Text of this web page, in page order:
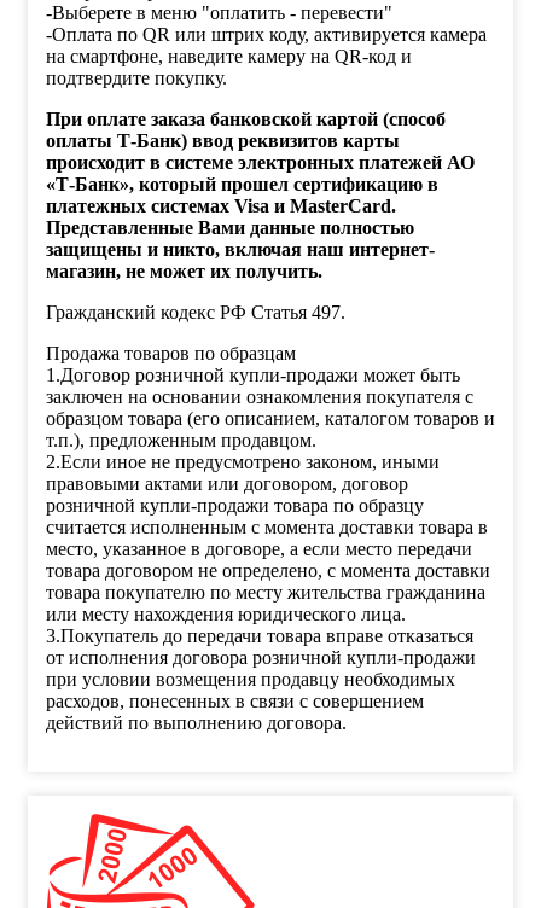
-Выберете в меню "оплатить - перевести"
-Оплата по QR или штрих коду, активируется камера
на смартфоне, наведите камеру на QR-код и
подтвердите покупку.
При оплате заказа банковской картой (способ
оплаты Т-Банк) ввод реквизитов карты
происходит в системе электронных платежей АО
«Т-Банк», который прошел сертификацию в
платежных системах Visa и MasterCard.
Представленные Вами данные полностью
защищены и никто, включая наш интернет-
магазин, не может их получить.
Гражданский кодекс РФ Статья 497.
Продажа товаров по образцам
1.Договор розничной купли-продажи может быть
заключен на основании ознакомления покупателя с
образцом товара (его описанием, каталогом товаров и
т.п.), предложенным продавцом.
2.Если иное не предусмотрено законом, иными
правовыми актами или договором, договор
розничной купли-продажи товара по образцу
считается исполненным с момента доставки товара в
место, указанное в договоре, а если место передачи
товара договором не определено, с момента доставки
товара покупателю по месту жительства гражданина
или месту нахождения юридического лица.
3.Покупатель до передачи товара вправе отказаться
от исполнения договора розничной купли-продажи
при условии возмещения продавцу необходимых
расходов, понесенных в связи с совершением
действий по выполнению договора.